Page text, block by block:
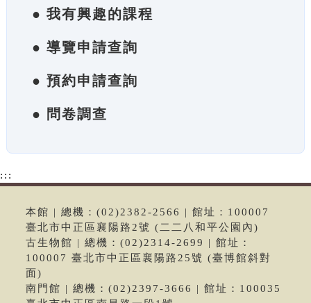
● 我有興趣的課程
● 導覽申請查詢
● 預約申請查詢
● 問卷調查
:::
本館 | 總機：(02)2382-2566 | 館址：100007
臺北市中正區襄陽路2號 (二二八和平公園內)
古生物館 | 總機：(02)2314-2699 | 館址：
100007 臺北市中正區襄陽路25號 (臺博館斜對
面)
南門館 | 總機：(02)2397-3666 | 館址：100035